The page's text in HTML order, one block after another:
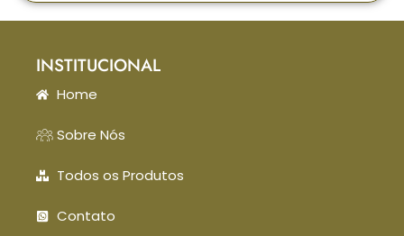
INSTITUCIONAL
Home
Sobre Nós
Todos os Produtos
Contato